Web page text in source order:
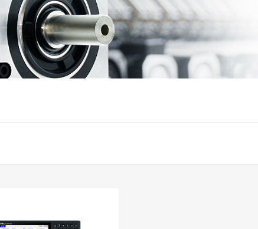
示
们
Z18伺服主轴电机
PDM系列盘式电机
Z18L系列中心出水伺服主轴电机
S18B系列通用伺服电机
Z18H高速伺服主轴电机
D18交流伺服驱动器
ECM系列模组蓄能器
PCS系列压力机驱控一
D18-G系列交流伺服驱动
油田行业
建筑行业
摩擦焊
销售